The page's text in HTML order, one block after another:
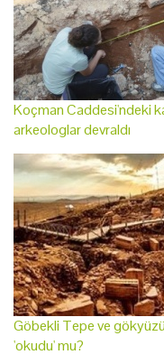
Koçman Caddesi'ndeki
arkeologlar devraldı
Göbekli Tepe ve gökyüzü:
'okudu' mu?